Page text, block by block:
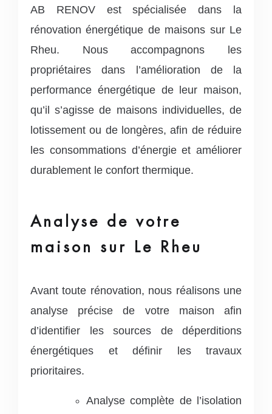
AB RENOV est spécialisée dans la
rénovation énergétique de maisons sur Le
Rheu. Nous accompagnons les
propriétaires dans l’amélioration de la
performance énergétique de leur maison,
qu’il s’agisse de maisons individuelles, de
lotissement ou de longères, afin de réduire
les consommations d’énergie et améliorer
durablement le confort thermique.
Analyse de votre
maison sur Le Rheu
Avant toute rénovation, nous réalisons une
analyse précise de votre maison afin
d’identifier les sources de déperditions
énergétiques et définir les travaux
prioritaires.
Analyse complète de l’isolation